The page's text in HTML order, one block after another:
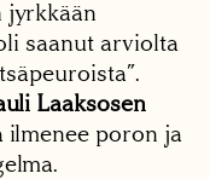
jyrkkään
saanut arviolta
Laaksosen
ilmenee poron ja